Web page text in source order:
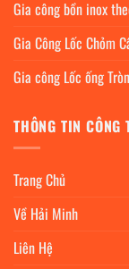
Gia công bồn inox
Gia Công Lốc Chỏm
Gia công Lốc ống
THÔNG TIN CÔNG
Trang Chủ
Về Hải Minh
Liên Hệ